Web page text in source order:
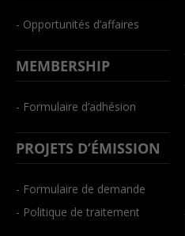
- Opportunités d’affaires
MEMBERSHIP
- Formulaire d’adhésion
PROJETS D’ÉMISSION
- Formulaire de demande
- Politique de traitement